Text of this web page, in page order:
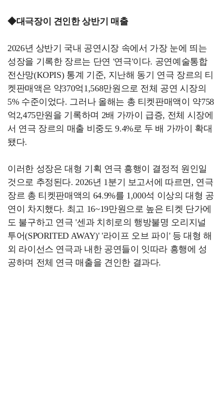
◆대극장이 견인한 상반기 매출
2026년 상반기 국내 공연시장 속에서 가장 눈에 띄는
성장을 기록한 장르는 단연 '연극'이다. 공연예술통합
전산망(KOPIS) 통계 기준, 지난해 동기 연극 장르의 티
켓판매액은 약370억1,568만원으로 전체 공연 시장의
5% 수준이었다. 그러나 올해는 총 티켓판매액이 약758
억2,475만원을 기록하며 2배 가까이 급증, 전체 시장에
서 연극 장르의 매출 비중도 9.4%로 두 배 가까이 확대
됐다.
이러한 성장은 대형 기획 연극 흥행이 결정적 원인일
것으로 추정된다. 2026년 1분기 보고서에 따르면, 연극
장르 총 티켓판매액의 64.9%를 1,000석 이상의 대형 공
연이 차지했다. 최고 16~19만원으로 높은 티켓 단가에
도 불구하고 연극 '센과 치히로의 행방불명 오리지널
투어(SPORITED AWAY)' '라이프 오브 파이' 등 대형 해
외 라이선스 연극과 내한 공연들이 잇따라 흥행에 성
공하며 전체 연극 매출을 견인한 결과다.